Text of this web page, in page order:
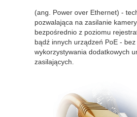
(ang. Power over Ethernet) -
pozwalająca na zasilanie
bezpośrednio z poziomu
bądź innych urządzeń PoE -
wykorzystywania dodatkowych
zasilających.